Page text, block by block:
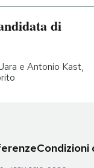
di
e Antonio Kast,
Condizioni